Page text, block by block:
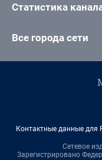
Статистика
Все города сети
Контактные данные для
Сетевое
Зарегистрировано